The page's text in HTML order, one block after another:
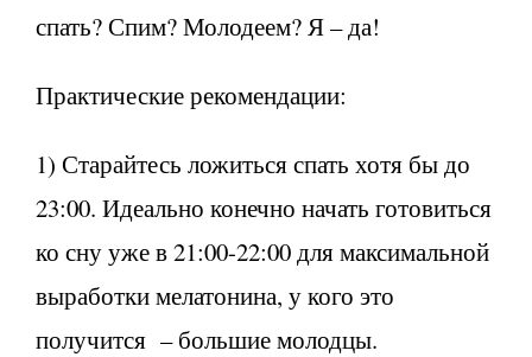
спать? Спим? Молодеем? Я – да!
Практические рекомендации:
1) Старайтесь ложиться спать хотя бы до
23:00. Идеально конечно начать готовиться
ко сну уже в 21:00-22:00 для максимальной
выработки мелатонина, у кого это
получится – большие молодцы.